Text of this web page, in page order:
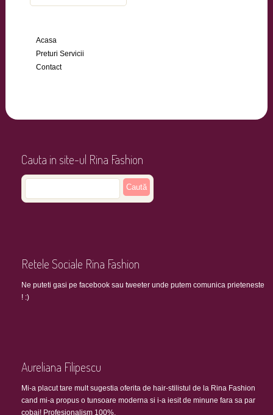
Acasa
Preturi Servicii
Contact
Cauta in site-ul Rina Fashion
Retele Sociale Rina Fashion
Ne puteti gasi pe facebook sau tweeter unde putem comunica prieteneste
! :)
Aureliana Filipescu
Mi-a placut tare mult sugestia oferita de hair-stilistul de la Rina Fashion
cand mi-a propus o tunsoare moderna si i-a iesit de minune fara sa par
cobai! Profesionalism 100%.